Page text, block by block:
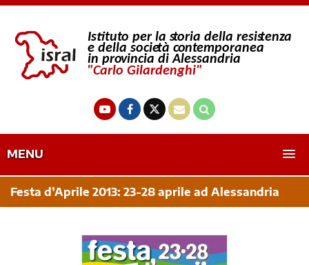
MENU
Festa d’Aprile 2013: 23-28 aprile ad Alessandria